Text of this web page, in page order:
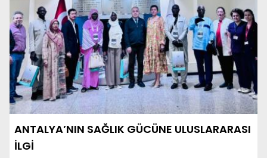
ANTALYA’NIN SAĞLIK GÜCÜNE ULUSLARARASI
İLGİ